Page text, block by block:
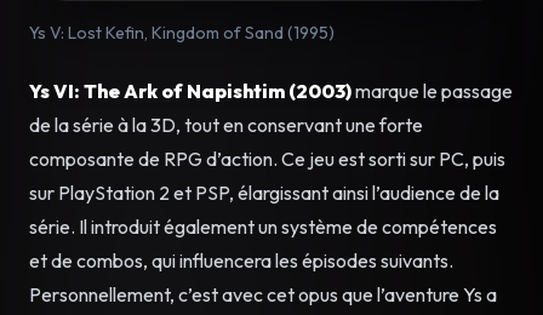
Ys V: Lost Kefin, Kingdom of Sand (1995)
Ys VI: The Ark of Napishtim (2003)marque le passage
de la série à la 3D, tout en conservant une forte
composante de RPG d’action. Ce jeu est sorti sur PC, puis
sur PlayStation 2 et PSP, élargissant ainsi l’audience de la
série. Il introduit également un système de compétences
et de combos, qui influencera les épisodes suivants.
Personnellement, c’est avec cet opus que l’aventure Ys a